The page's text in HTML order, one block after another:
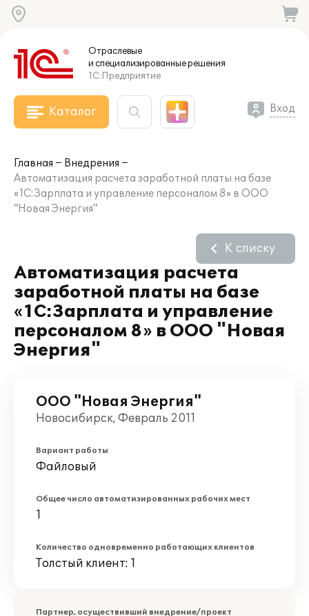
Отраслевые
и специализированныерешения
1С:Предприятие
Каталог Вход
Главная
Внедрения
Автоматизация расчета заработной платы на базе
«1С:Зарплата и управление персоналом 8» в ООО
"Новая Энергия"
Автоматизация расчета
заработной платы на базе
«1С:Зарплата и управление
персоналом 8» в ООО "Новая
Энергия"
К списку
ООО "Новая Энергия"
Новосибирск, Февраль 2011
Вариант работы
Файловый
Общее число автоматизированных рабочих мест
1
Количество одновременно работающих клиентов
Толстый клиент: 1
Партнер, осуществивший внедрение/проект